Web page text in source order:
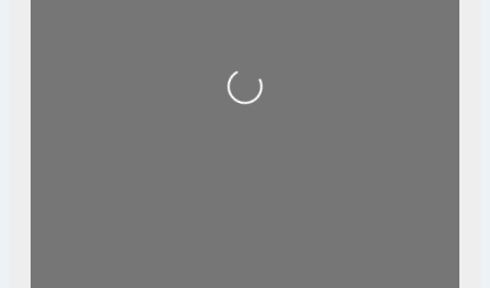
Loading...